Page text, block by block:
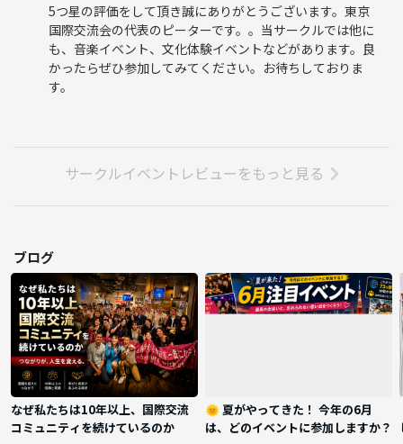
5つ星の評価をして頂き誠にありがとうございます。東京
国際交流会の代表のピーターです。。当サークルでは他に
も、音楽イベント、文化体験イベントなどがあります。良
かったらぜひ参加してみてください。お待ちしておりま
す。
サークルイベントレビューをもっと見る
ブログ
なぜ私たちは10年以上、国際交流
コミュニティを続けているのか
🌞 夏がやってきた！ 今年の6月
は、どのイベントに参加しますか？